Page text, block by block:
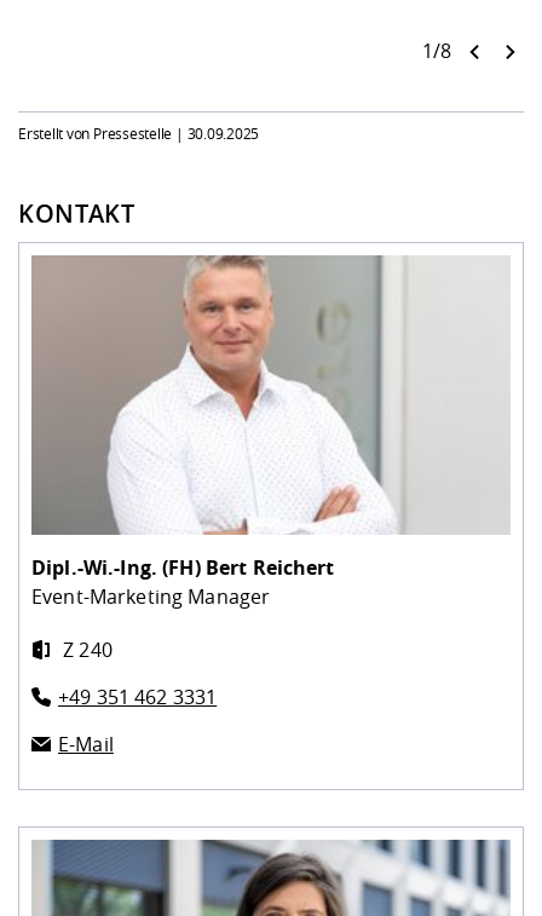
1/8
Erstellt von Pressestelle | 30.09.2025
KONTAKT
Dipl.-Wi.-Ing. (FH) Bert Reichert
Event-Marketing Manager
Z 240
+49 351 462 3331
E-Mail